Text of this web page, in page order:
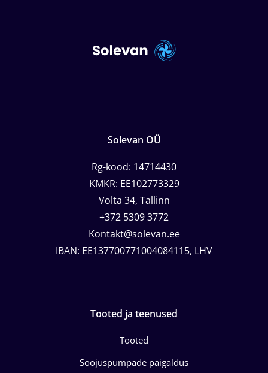
Solevan OÜ
Rg-kood: 14714430
KMKR: EE102773329
Volta 34, Tallinn
+372 5309 3772
Kontakt@solevan.ee
IBAN: EE137700771004084115, LHV
Tooted ja teenused
Tooted
Soojuspumpade paigaldus